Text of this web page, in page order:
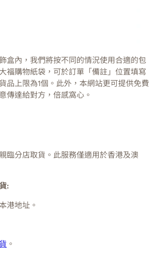
盒內，我們將按不同的情況使用合適的包
福購物紙袋，可於訂單「備註」位置填寫
品上限為1個。此外，本網站更可提供免費
傳達給對方，倍感窩心。
臨分店取貨。此服務僅適用於香港及澳
:
港地址。
。